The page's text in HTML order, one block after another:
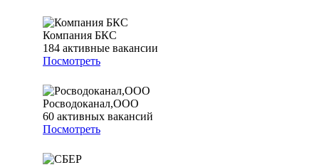
Компания БКС
184 активные вакансии
Посмотреть
Росводоканал,ООО
60 активных вакансий
Посмотреть